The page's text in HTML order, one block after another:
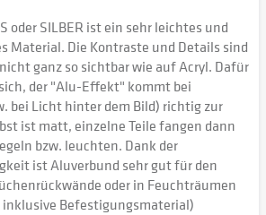
oder SILBER ist ein sehr leichtes und
Material. Die Kontraste und Details sind
ganz so sichtbar wie auf Acryl. Dafür
der "Alu-Effekt" kommt bei
bei Licht hinter dem Bild) richtig zur
ist matt, einzelne Teile fangen dann
bzw. leuchten. Dank der
ist Aluverbund sehr gut für den
oder in Feuchträumen
Befestigungsmaterial)